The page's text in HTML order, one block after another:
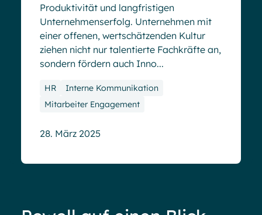
Produktivität und langfristigen
Unternehmenserfolg. Unternehmen mit
einer offenen, wertschätzenden Kultur
ziehen nicht nur talentierte Fachkräfte an,
sondern fördern auch Inno...
HR
Interne Kommunikation
Mitarbeiter Engagement
28. März 2025